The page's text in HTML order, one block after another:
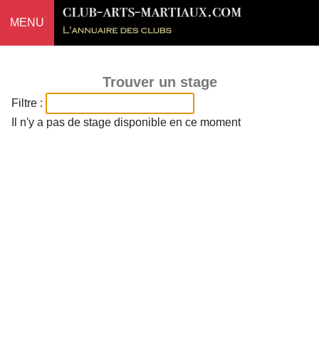
MENU
Trouver un stage
Filtre :
Il n'y a pas de stage disponible en ce moment